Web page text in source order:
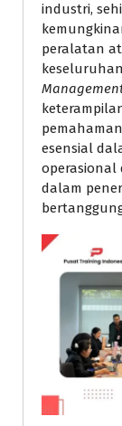
industri,
peralatan
esensial
operasional
dalam